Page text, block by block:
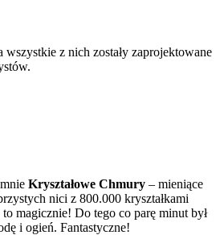
wszystkie z nich zostały zaprojektowane
Kryształowe Chmury – mieniące
nici z 800.000 kryształkami
magicznie! Do tego co parę minut był
i ogień. Fantastyczne!